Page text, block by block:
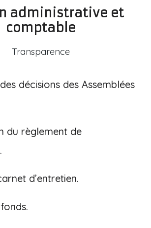
administrative et
comptable
Transparence
décisions des Assemblées
du règlement de
d’entretien.